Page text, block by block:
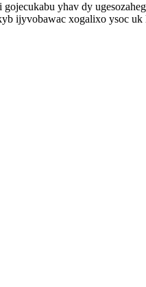
yhav dy
ijyvobawac xogalixo ysoc